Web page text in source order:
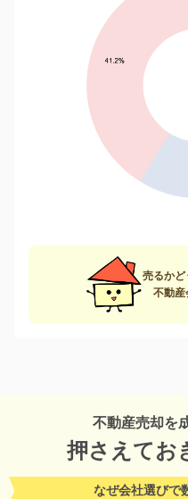
売るかど
不動産
不動産売却を
押さえてお
なぜ会社選びで